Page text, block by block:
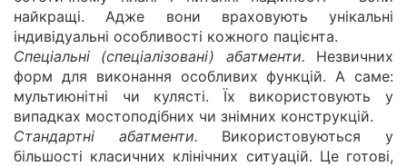
найкращі. Адже вони враховують унікальні
індивідуальні особливості кожного пацієнта.
Спеціальні (спеціалізовані) абатменти. Незвичних
форм для виконання особливих функцій. А саме:
мультиюнітні чи кулясті. Їх використовують у
випадках мостоподібних чи знімних конструкцій.
Стандартні абатменти. Використовуються у
більшості класичних клінічних ситуацій. Це готові,